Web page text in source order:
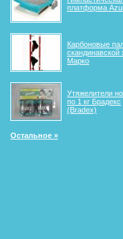
платформа
Карбоновые
скандинавской
Марко
Утяжелители
по 1 кг Брадекс
(Bradex)
Остальное »